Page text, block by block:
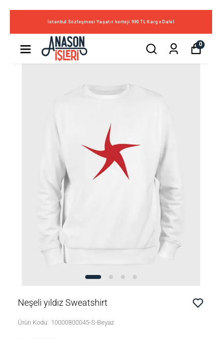
İstanbul Sözleşmesi Yaşatır korteji 990 TL Kargo Dahil
0
Neşeli yıldız Sweatshirt
Ürün Kodu: 10000800045-S-Beyaz